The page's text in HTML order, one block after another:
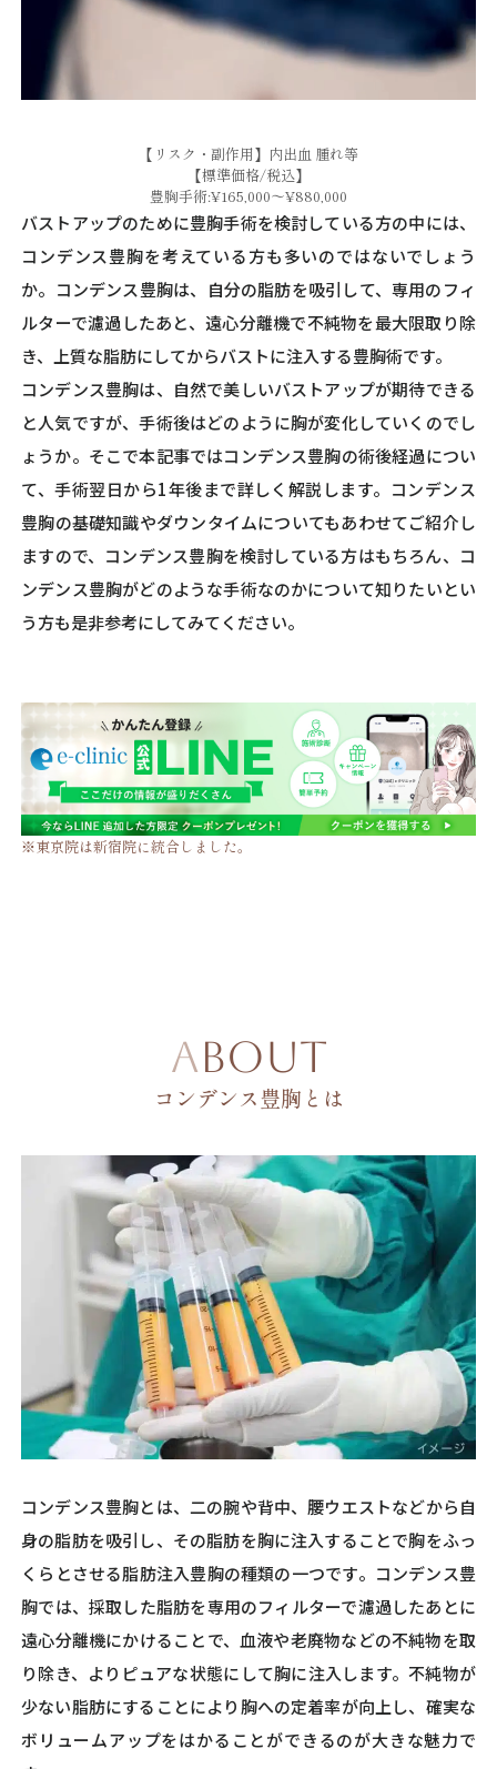
【リスク・副作用】内出血 腫れ等
【標準価格/税込】
豊胸手術:¥165,000～¥880,000
バストアップのために豊胸手術を検討している方の中には、
コンデンス豊胸を考えている方も多いのではないでしょう
か。コンデンス豊胸は、自分の脂肪を吸引して、専用のフィ
ルターで濾過したあと、遠心分離機で不純物を最大限取り除
き、上質な脂肪にしてからバストに注入する豊胸術です。
コンデンス豊胸は、自然で美しいバストアップが期待できる
と人気ですが、手術後はどのように胸が変化していくのでし
ょうか。そこで本記事ではコンデンス豊胸の術後経過につい
て、手術翌日から1年後まで詳しく解説します。コンデンス
豊胸の基礎知識やダウンタイムについてもあわせてご紹介し
ますので、コンデンス豊胸を検討している方はもちろん、コ
ンデンス豊胸がどのような手術なのかについて知りたいとい
う方も是非参考にしてみてください。
※東京院は新宿院に統合しました。
ABOUT
コンデンス豊胸とは
コンデンス豊胸とは、二の腕や背中、腰ウエストなどから自
身の脂肪を吸引し、その脂肪を胸に注入することで胸をふっ
くらとさせる脂肪注入豊胸の種類の一つです。コンデンス豊
胸では、採取した脂肪を専用のフィルターで濾過したあとに
遠心分離機にかけることで、血液や老廃物などの不純物を取
り除き、よりピュアな状態にして胸に注入します。不純物が
少ない脂肪にすることにより胸への定着率が向上し、確実な
ボリュームアップをはかることができるのが大きな魅力で